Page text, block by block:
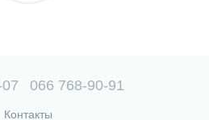
066 768-90-91
Контакты